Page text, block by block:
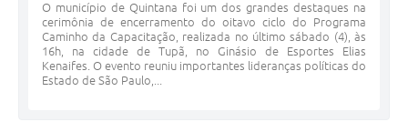
O município de Quintana foi um dos grandes destaques na
cerimônia de encerramento do oitavo ciclo do Programa
Caminho da Capacitação, realizada no último sábado (4), às
16h, na cidade de Tupã, no Ginásio de Esportes Elias
Kenaifes. O evento reuniu importantes lideranças políticas do
Estado de São Paulo,...